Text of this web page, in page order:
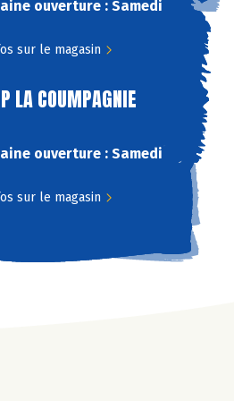
ouverture : Samedi
sur le magasin
LA COUMPAGNIE
ouverture : Samedi
sur le magasin